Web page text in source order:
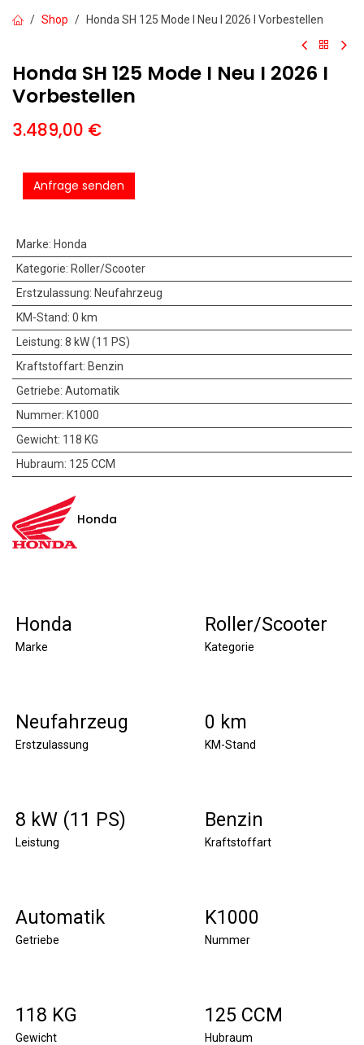
Shop Honda SH 125 Mode I Neu I 2026 I Vorbestellen
Honda SH 125 Mode I Neu I 2026 I
Vorbestellen
3.489,00 €
Anfrage senden
Marke: Honda
Kategorie: Roller/Scooter
Erstzulassung: Neufahrzeug
KM-Stand: 0 km
Leistung: 8 kW (11 PS)
Kraftstoffart: Benzin
Getriebe: Automatik
Nummer: K1000
Gewicht: 118 KG
Hubraum: 125 CCM
Honda
Honda
Marke
Roller/Scooter
Kategorie
Neufahrzeug
Erstzulassung
0 km
KM-Stand
8 kW (11 PS)
Leistung
Benzin
Kraftstoffart
Automatik
Getriebe
K1000
Nummer
118 KG
Gewicht
125 CCM
Hubraum